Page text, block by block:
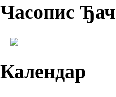
Часопис
Календар